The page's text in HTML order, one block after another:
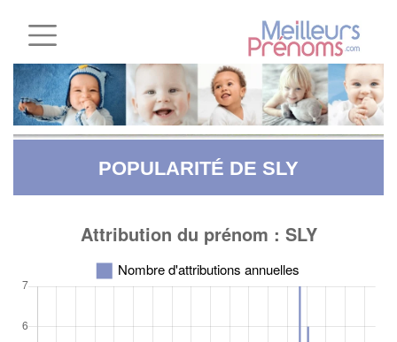
POPULARITÉ DE SLY